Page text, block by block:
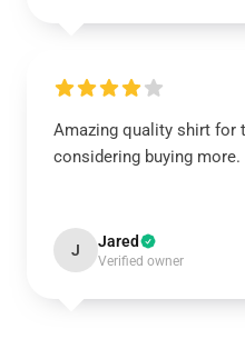
Amazing quality shirt for
considering buying more.
J Jared
Verified owner